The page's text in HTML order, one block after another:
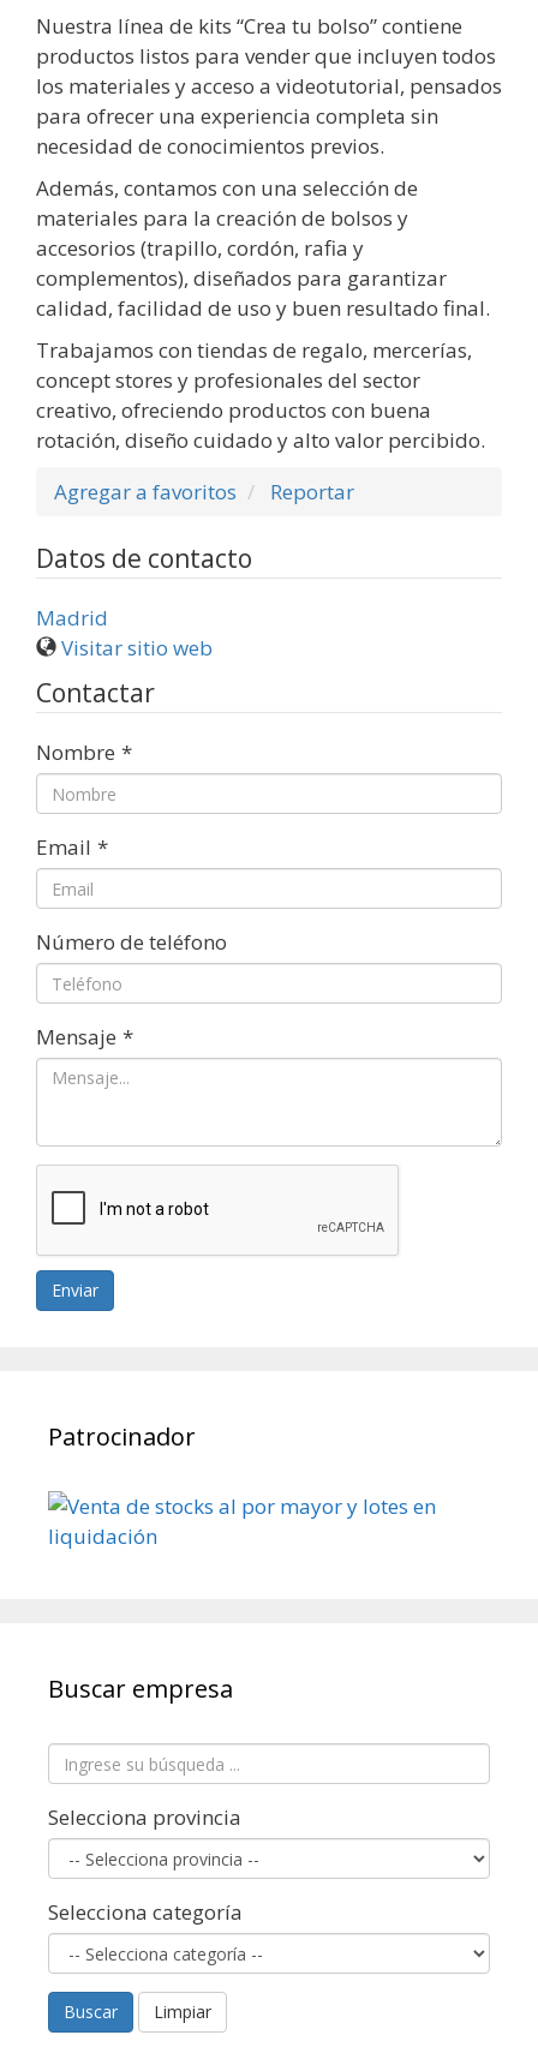
Nuestra línea de kits “Crea tu bolso” contiene
productos listos para vender que incluyen todos
los materiales y acceso a videotutorial, pensados
para ofrecer una experiencia completa sin
necesidad de conocimientos previos.
Además, contamos con una selección de
materiales para la creación de bolsos y
accesorios (trapillo, cordón, rafia y
complementos), diseñados para garantizar
calidad, facilidad de uso y buen resultado final.
Trabajamos con tiendas de regalo, mercerías,
concept stores y profesionales del sector
creativo, ofreciendo productos con buena
rotación, diseño cuidado y alto valor percibido.
Agregar a favoritos
Reportar
Datos de contacto
Madrid
Visitar sitio web
Contactar
Nombre *
Email *
Número de teléfono
Mensaje *
Enviar
Patrocinador
Buscar empresa
Selecciona provincia
Selecciona categoría
Buscar Limpiar